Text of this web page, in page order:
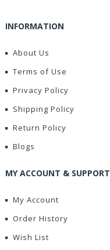
INFORMATION
About Us
Terms of Use
Privacy Policy
Shipping Policy
Return Policy
Blogs
MY ACCOUNT & SUPPORT
My Account
Order History
Wish List